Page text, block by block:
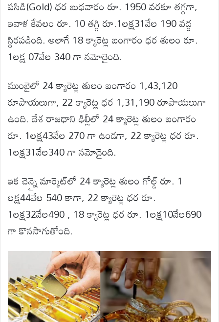
పసిడి(Gold) ధర బుధవారం రూ. 1950 వరకూ తగ్గగా,
ఇవాళ కేవలం రూ. 10 తగ్గి రూ.1లక్ష31వేల 190 వద్ద
స్థిరపడింది. అలాగే 18 క్యారెట్ల బంగారం ధర తులం రూ.
1లక్ష 07వేల 340 గా నమోదైంది.
ముంబైలో 24 క్యారెట్ల తులం బంగారం 1,43,120
రూపాయలుగా, 22 క్యారెట్ల ధర 1,31,190 రూపాయలుగా
ఉంది. దేశ రాజధాని ఢిల్లీలో 24 క్యారెట్ల తులం బంగారం
రూ. 1లక్ష43వేల 270 గా ఉండగా, 22 క్యారెట్ల ధర రూ.
1లక్ష31వేల340 గా నమోదైంది.
ఇక చెన్నై మార్కెట్‌లో 24 క్యారెట్ల తులం గోల్డ్ రూ. 1
లక్ష44వేల 540 కాగా, 22 క్యారెట్ల ధర రూ.
1లక్ష32వేల490 , 18 క్యారెట్ల ధర రూ. 1లక్ష10వేల690
గా కొనసాగుతోంది.